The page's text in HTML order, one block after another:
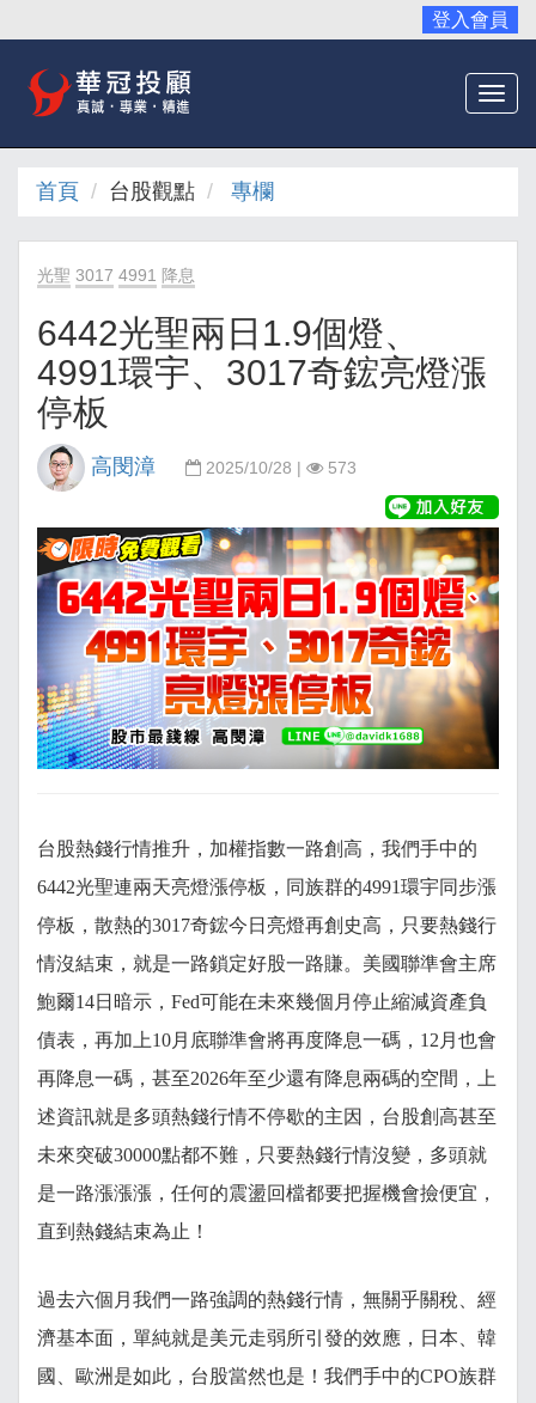
登入會員
首頁 台股觀點 專欄
光聖 3017 4991 降息
6442光聖兩日1.9個燈、
4991環宇、3017奇鋐亮燈漲
停板
高閔漳 2025/10/28 | 573
台股熱錢行情推升，加權指數一路創高，我們手中的
6442光聖連兩天亮燈漲停板，同族群的4991環宇同步漲
停板，散熱的3017奇鋐今日亮燈再創史高，只要熱錢行
情沒結束，就是一路鎖定好股一路賺。美國聯準會主席
鮑爾14日暗示，Fed可能在未來幾個月停止縮減資產負
債表，再加上10月底聯準會將再度降息一碼，12月也會
再降息一碼，甚至2026年至少還有降息兩碼的空間，上
述資訊就是多頭熱錢行情不停歇的主因，台股創高甚至
未來突破30000點都不難，只要熱錢行情沒變，多頭就
是一路漲漲漲，任何的震盪回檔都要把握機會撿便宜，
直到熱錢結束為止！
過去六個月我們一路強調的熱錢行情，無關乎關稅、經
濟基本面，單純就是美元走弱所引發的效應，日本、韓
國、歐洲是如此，台股當然也是！我們手中的CPO族群